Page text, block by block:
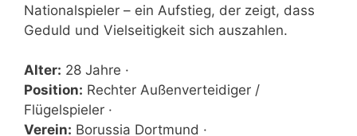
Nationalspieler – ein Aufstieg, der zeigt, dass
Geduld und Vielseitigkeit sich auszahlen.
Alter: 28 Jahre ·
Position: Rechter Außenverteidiger /
Flügelspieler ·
Verein: Borussia Dortmund ·